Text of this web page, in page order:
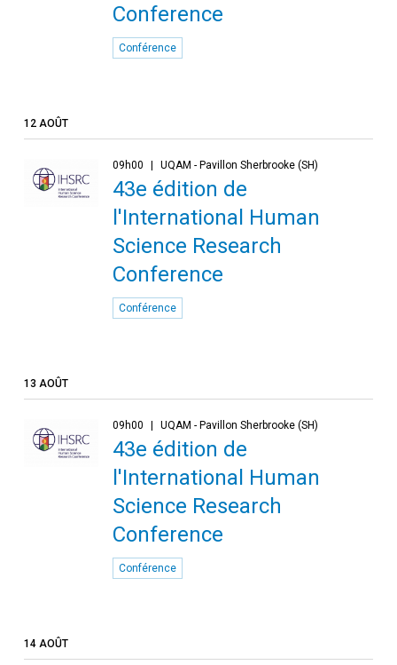
Conference
Conférence
12 AOÛT
09h00 UQAM - Pavillon Sherbrooke (SH)
43e édition de
l'International Human
Science Research
Conference
Conférence
13 AOÛT
09h00 UQAM - Pavillon Sherbrooke (SH)
43e édition de
l'International Human
Science Research
Conference
Conférence
14 AOÛT